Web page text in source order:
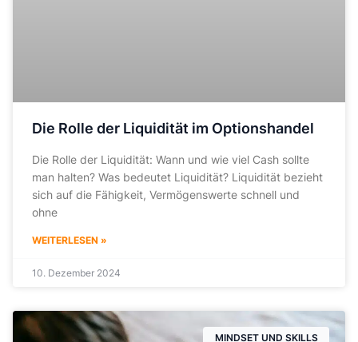
Die Rolle der Liquidität im Optionshandel
Die Rolle der Liquidität: Wann und wie viel Cash sollte
man halten? Was bedeutet Liquidität? Liquidität bezieht
sich auf die Fähigkeit, Vermögenswerte schnell und
ohne
WEITERLESEN »
10. Dezember 2024
MINDSET UND SKILLS